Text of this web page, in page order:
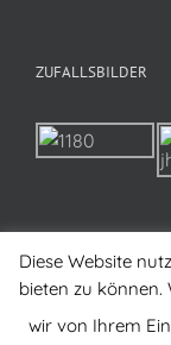
ZUFALLSBILDER
Copyright
Diese Website
bieten zu können.
wir von Ihrem